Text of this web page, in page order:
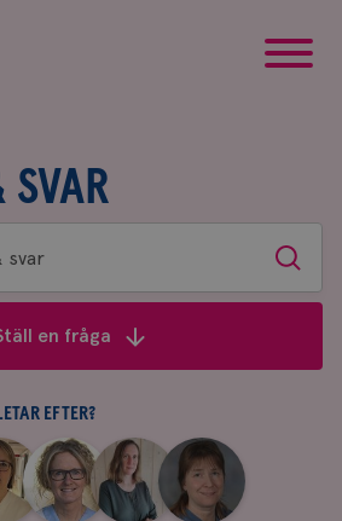
SVAR
Sök
en fråga
EFTER?
|
Jeanette
Bäcklund
|
Maria
Edegran
|
Yvette
Andersson